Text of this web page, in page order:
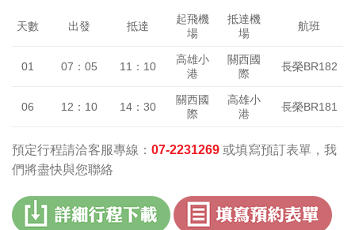
天數 出發 抵達
起飛機
場
抵達機
場
航班
01 07：05 11：10
高雄小
港
關西國
際
長榮BR182
06 12：10 14：30
關西國
際
高雄小
港
長榮BR181
預定行程請洽客服專線： 07-2231269 或填寫預訂表單，我
們將盡快與您聯絡